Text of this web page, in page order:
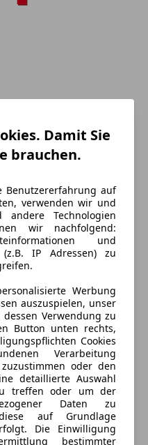
Damit Sie
brauchen.
Benutzererfahrung auf
verwenden wir und
andere Technologien
wir nachfolgend:
und
(z.B. IP Adressen) zu
Werbung
auszuspielen, unser
Verwendung zu
Button unten rechts,
Cookies
Verarbeitung
oder den
detaillierte Auswahl
treffen oder um der
Daten zu
auf Grundlage
Die Einwilligung
bestimmter